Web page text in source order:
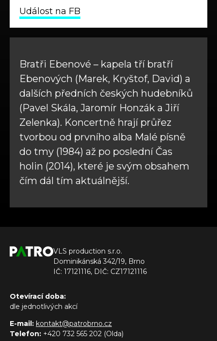
Událost na FB
Bratři Ebenové – kapela tří bratří
Ebenových (Marek, Kryštof, David) a
dalších předních českých hudebníků
(Pavel Skála, Jaromír Honzák a Jiří
Zelenka). Koncertně hrají průřez
tvorbou od prvního alba Malé písně
do tmy (1984) až po poslední Čas
holin (2014), které je svým obsahem
čím dál tím aktuálnější.
VLS production s.r.o.
Dominikánská 342/19, Brno
IČ: 17121116, DIČ: CZ17121116
Otevírací doba:
dle jednotlivých akcí
E-mail: kontakt@patrobrno.cz
Telefon: +420 732 565 202 (Olda)